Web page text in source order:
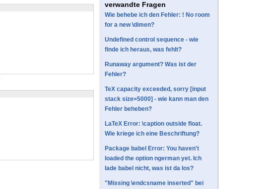
verwandte Fragen
Wie behebe ich den Fehler: ! No room
for a new \dimen?
Undefined control sequence - wie
finde ich heraus, was fehlt?
Runaway argument? Was ist der
Fehler?
TeX capacity exceeded, sorry [input
stack size=5000] - wie kann man den
Fehler beheben?
LaTeX Error: \caption outside float.
Wie kriege ich eine Beschriftung?
Package babel Error: You haven't
loaded the option ngerman yet. Ich
lade babel nicht, was ist da los?
"Missing \endcsname inserted" bei